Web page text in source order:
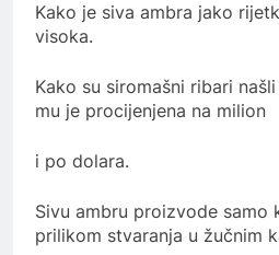
Kako je siva ambra jako
visoka.
Kako su siromašni ribari
mu je procijenjena na milion
i po dolara.
Sivu ambru proizvode samo
prilikom stvaranja u žučnim